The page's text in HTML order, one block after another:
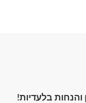
והנחות בלעדיות!